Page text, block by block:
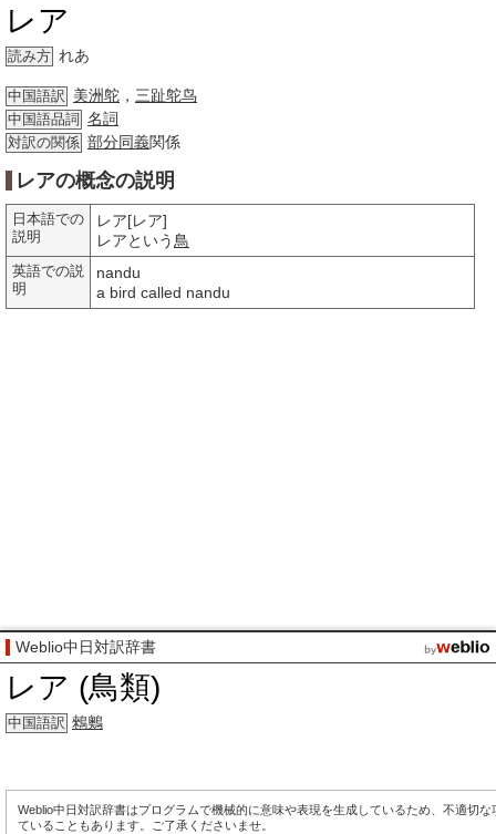
レア
読み方 れあ
中国語訳 美洲鸵 ， 三趾鸵鸟
中国語品詞 名詞
対訳の関係 部分同義関係
レアの概念の説明
日本語での
説明
レア[レア]
レアという 鳥
英語での説
明
nandu
a bird called nandu
Weblio中日対訳辞書
レア (鳥類)
中国語訳 鶆䴈
Weblio中日対訳辞書はプログラムで機械的に意味や表現を生成しているため、不適切な
ていることもあります。ご了承くださいませ。